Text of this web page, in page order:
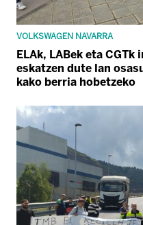
VOLKSWAGEN NAVARRA
ELAk, LABek eta
eskatzen dute lan
kako berria hobetzeko